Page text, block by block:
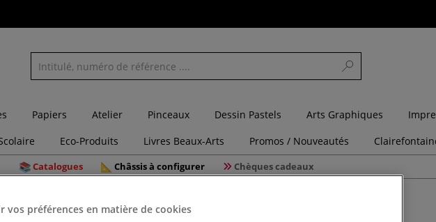
Papiers Atelier Pinceaux Dessin Pastels Arts Graphiques
Eco-Produits Livres Beaux-Arts Promos / Nouveautés
Catalogues Châssis à configurer Chèques cadeaux
Chine
vos préférences en matière de cookies